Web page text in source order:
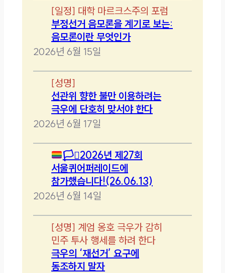
[일정] 대학 마르크스주의 포럼
부정선거 음모론을 계기로 보는:
음모론이란 무엇인가
2026년 6월 15일
[성명]
선관위 향한 불만 이용하려는
극우에 단호히 맞서야 한다
2026년 6월 17일
🏳️‍⚧️2026년 제27회
서울퀴어퍼레이드에
참가했습니다!(26.06.13)
2026년 6월 14일
[성명] 계엄 옹호 극우가 감히
민주 투사 행세를 하려 한다
극우의 ‘재선거’ 요구에
동조하지 말자